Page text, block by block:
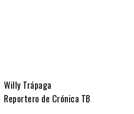
Willy Trápaga
Reportero de Crónica TB